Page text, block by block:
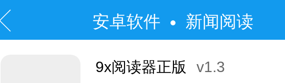
安卓软件 新闻阅读
9x阅读器正版 v1.3